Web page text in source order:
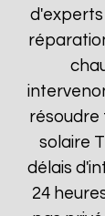
d'experts
résoudre
solaire
délais
24